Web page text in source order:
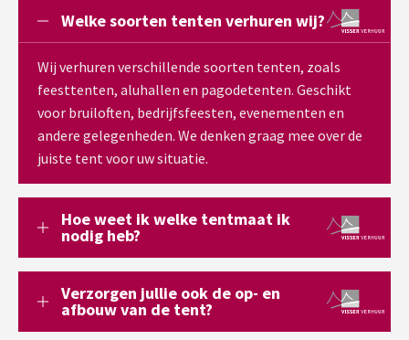
Welke soorten tenten verhuren wij?
Wij verhuren verschillende soorten tenten, zoals
feesttenten, aluhallen en pagodetenten. Geschikt
voor bruiloften, bedrijfsfeesten, evenementen en
andere gelegenheden. We denken graag mee over de
juiste tent voor uw situatie.
Hoe weet ik welke tentmaat ik
nodig heb?
Verzorgen jullie ook de op- en
afbouw van de tent?